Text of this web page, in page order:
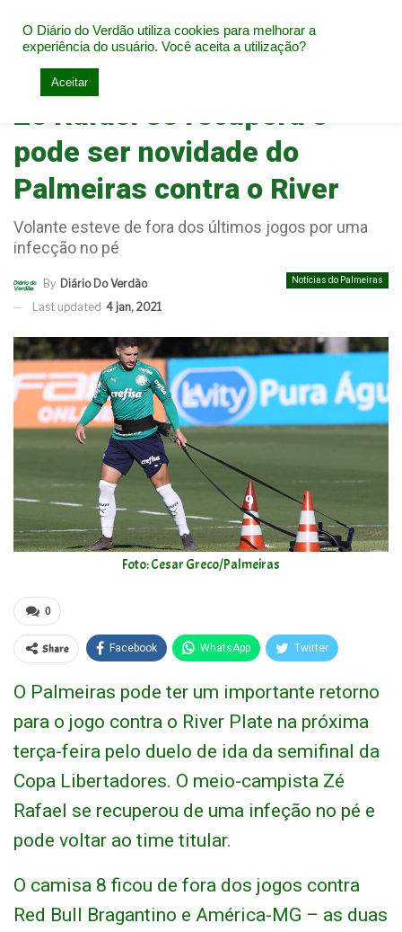
Home Notícias do Palmeiras
Zé Rafael se recupera e
pode ser novidade do
Palmeiras contra o River
Volante esteve de fora dos últimos jogos por uma
infecção no pé
Notícias do Palmeiras
By Diário Do Verdão
Last updated 4 jan, 2021
Foto: Cesar Greco/Palmeiras
0
Share Facebook WhatsApp Twitter
O Palmeiras pode ter um importante retorno
para o jogo contra o River Plate na próxima
terça-feira pelo duelo de ida da semifinal da
Copa Libertadores. O meio-campista Zé
Rafael se recuperou de uma infeção no pé e
pode voltar ao time titular.
O camisa 8 ficou de fora dos jogos contra
Red Bull Bragantino e América-MG – as duas
O Diário do Verdão utiliza cookies para melhorar a
experiência do usuário. Você aceita a utilização?
Aceitar